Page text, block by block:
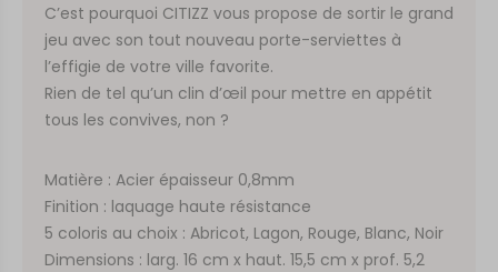
C’est pourquoi CITIZZ vous propose de sortir le grand
jeu avec son tout nouveau porte-serviettes à
l’effigie de votre ville favorite.
Rien de tel qu’un clin d’œil pour mettre en appétit
tous les convives, non ?
Matière : Acier épaisseur 0,8mm
Finition : laquage haute résistance
5 coloris au choix : Abricot, Lagon, Rouge, Blanc, Noir
Dimensions : larg. 16 cm x haut. 15,5 cm x prof. 5,2